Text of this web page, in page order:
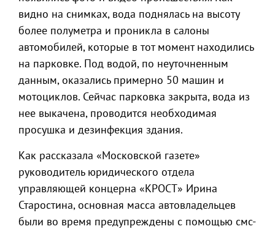
видно на снимках, вода поднялась на высоту
более полуметра и проникла в салоны
автомобилей, которые в тот момент находились
на парковке. Под водой, по неуточненным
данным, оказались примерно 50 машин и
мотоциклов. Сейчас парковка закрыта, вода из
нее выкачена, проводится необходимая
просушка и дезинфекция здания.
Как рассказала «Московской газете»
руководитель юридического отдела
управляющей концерна «КРОСТ» Ирина
Старостина, основная масса автовладельцев
были во время предупреждены с помощью смс-